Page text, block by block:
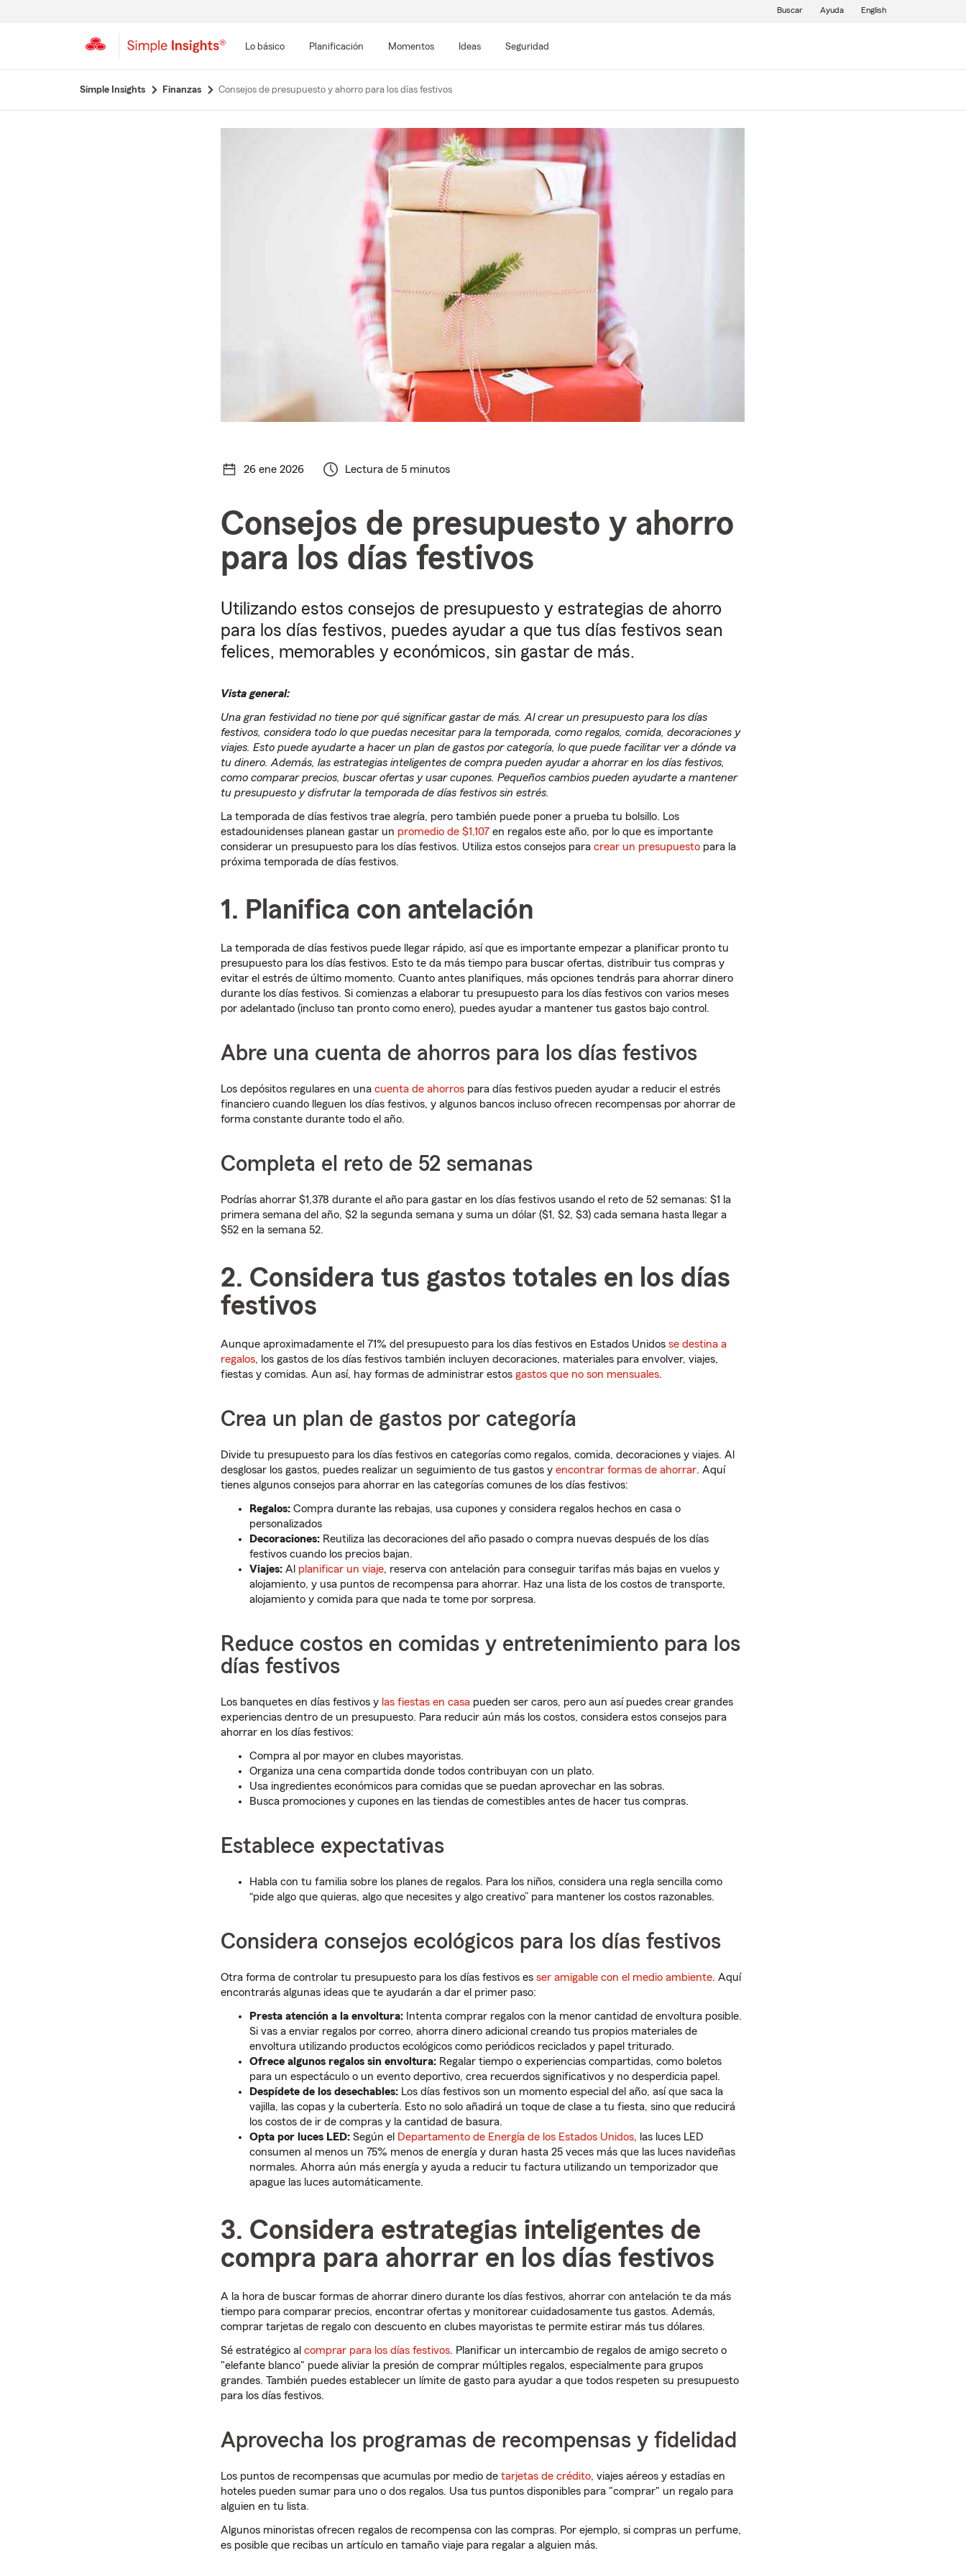
Lo básico Planificación Momentos Ideas Seguridad
Buscar Ayuda English
Simple Insights Finanzas Consejos de presupuesto y ahorro para los días festivos
26 ene 2026 Lectura de 5 minutos
Consejos de presupuesto y ahorro
para los días festivos
Utilizando estos consejos de presupuesto y estrategias de ahorro
para los días festivos, puedes ayudar a que tus días festivos sean
felices, memorables y económicos, sin gastar de más.
Vista general:
Una gran festividad no tiene por qué significar gastar de más. Al crear un presupuesto para los días
festivos, considera todo lo que puedas necesitar para la temporada, como regalos, comida, decoraciones y
viajes. Esto puede ayudarte a hacer un plan de gastos por categoría, lo que puede facilitar ver a dónde va
tu dinero. Además, las estrategias inteligentes de compra pueden ayudar a ahorrar en los días festivos,
como comparar precios, buscar ofertas y usar cupones. Pequeños cambios pueden ayudarte a mantener
tu presupuesto y disfrutar la temporada de días festivos sin estrés.
La temporada de días festivos trae alegría, pero también puede poner a prueba tu bolsillo. Los
estadounidenses planean gastar un promedio de $1,107 en regalos este año, por lo que es importante
considerar un presupuesto para los días festivos. Utiliza estos consejos para crear un presupuesto para la
próxima temporada de días festivos.
1. Planifica con antelación
La temporada de días festivos puede llegar rápido, así que es importante empezar a planificar pronto tu
presupuesto para los días festivos. Esto te da más tiempo para buscar ofertas, distribuir tus compras y
evitar el estrés de último momento. Cuanto antes planifiques, más opciones tendrás para ahorrar dinero
durante los días festivos. Si comienzas a elaborar tu presupuesto para los días festivos con varios meses
por adelantado (incluso tan pronto como enero), puedes ayudar a mantener tus gastos bajo control.
Abre una cuenta de ahorros para los días festivos
Los depósitos regulares en una cuenta de ahorros para días festivos pueden ayudar a reducir el estrés
financiero cuando lleguen los días festivos, y algunos bancos incluso ofrecen recompensas por ahorrar de
forma constante durante todo el año.
Completa el reto de 52 semanas
Podrías ahorrar $1,378 durante el año para gastar en los días festivos usando el reto de 52 semanas: $1 la
primera semana del año, $2 la segunda semana y suma un dólar ($1, $2, $3) cada semana hasta llegar a
$52 en la semana 52.
2. Considera tus gastos totales en los días
festivos
Aunque aproximadamente el 71% del presupuesto para los días festivos en Estados Unidos se destina a
regalos, los gastos de los días festivos también incluyen decoraciones, materiales para envolver, viajes,
fiestas y comidas. Aun así, hay formas de administrar estos gastos que no son mensuales.
Crea un plan de gastos por categoría
Divide tu presupuesto para los días festivos en categorías como regalos, comida, decoraciones y viajes. Al
desglosar los gastos, puedes realizar un seguimiento de tus gastos y encontrar formas de ahorrar. Aquí
tienes algunos consejos para ahorrar en las categorías comunes de los días festivos:
Regalos: Compra durante las rebajas, usa cupones y considera regalos hechos en casa o
personalizados
Decoraciones: Reutiliza las decoraciones del año pasado o compra nuevas después de los días
festivos cuando los precios bajan.
Viajes: Al planificar un viaje, reserva con antelación para conseguir tarifas más bajas en vuelos y
alojamiento, y usa puntos de recompensa para ahorrar. Haz una lista de los costos de transporte,
alojamiento y comida para que nada te tome por sorpresa.
Reduce costos en comidas y entretenimiento para los
días festivos
Los banquetes en días festivos y las fiestas en casa pueden ser caros, pero aun así puedes crear grandes
experiencias dentro de un presupuesto. Para reducir aún más los costos, considera estos consejos para
ahorrar en los días festivos:
Compra al por mayor en clubes mayoristas.
Organiza una cena compartida donde todos contribuyan con un plato.
Usa ingredientes económicos para comidas que se puedan aprovechar en las sobras.
Busca promociones y cupones en las tiendas de comestibles antes de hacer tus compras.
Establece expectativas
Habla con tu familia sobre los planes de regalos. Para los niños, considera una regla sencilla como
“pide algo que quieras, algo que necesites y algo creativo” para mantener los costos razonables.
Considera consejos ecológicos para los días festivos
Otra forma de controlar tu presupuesto para los días festivos es ser amigable con el medio ambiente. Aquí
encontrarás algunas ideas que te ayudarán a dar el primer paso:
Presta atención a la envoltura: Intenta comprar regalos con la menor cantidad de envoltura posible.
Si vas a enviar regalos por correo, ahorra dinero adicional creando tus propios materiales de
envoltura utilizando productos ecológicos como periódicos reciclados y papel triturado.
Ofrece algunos regalos sin envoltura: Regalar tiempo o experiencias compartidas, como boletos
para un espectáculo o un evento deportivo, crea recuerdos significativos y no desperdicia papel.
Despídete de los desechables: Los días festivos son un momento especial del año, así que saca la
vajilla, las copas y la cubertería. Esto no solo añadirá un toque de clase a tu fiesta, sino que reducirá
los costos de ir de compras y la cantidad de basura.
Opta por luces LED: Según el Departamento de Energía de los Estados Unidos, las luces LED
consumen al menos un 75% menos de energía y duran hasta 25 veces más que las luces navideñas
normales. Ahorra aún más energía y ayuda a reducir tu factura utilizando un temporizador que
apague las luces automáticamente.
3. Considera estrategias inteligentes de
compra para ahorrar en los días festivos
A la hora de buscar formas de ahorrar dinero durante los días festivos, ahorrar con antelación te da más
tiempo para comparar precios, encontrar ofertas y monitorear cuidadosamente tus gastos. Además,
comprar tarjetas de regalo con descuento en clubes mayoristas te permite estirar más tus dólares.
Sé estratégico al comprar para los días festivos. Planificar un intercambio de regalos de amigo secreto o
"elefante blanco" puede aliviar la presión de comprar múltiples regalos, especialmente para grupos
grandes. También puedes establecer un límite de gasto para ayudar a que todos respeten su presupuesto
para los días festivos.
Aprovecha los programas de recompensas y fidelidad
Los puntos de recompensas que acumulas por medio de tarjetas de crédito, viajes aéreos y estadías en
hoteles pueden sumar para uno o dos regalos. Usa tus puntos disponibles para "comprar" un regalo para
alguien en tu lista.
Algunos minoristas ofrecen regalos de recompensa con las compras. Por ejemplo, si compras un perfume,
es posible que recibas un artículo en tamaño viaje para regalar a alguien más.